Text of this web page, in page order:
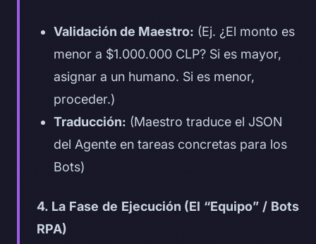
Validación de Maestro: (Ej. ¿El monto es
menor a $1.000.000 CLP? Si es mayor,
asignar a un humano. Si es menor,
proceder.)
Traducción: (Maestro traduce el JSON
del Agente en tareas concretas para los
Bots)
4. La Fase de Ejecución (El “Equipo” / Bots
RPA)